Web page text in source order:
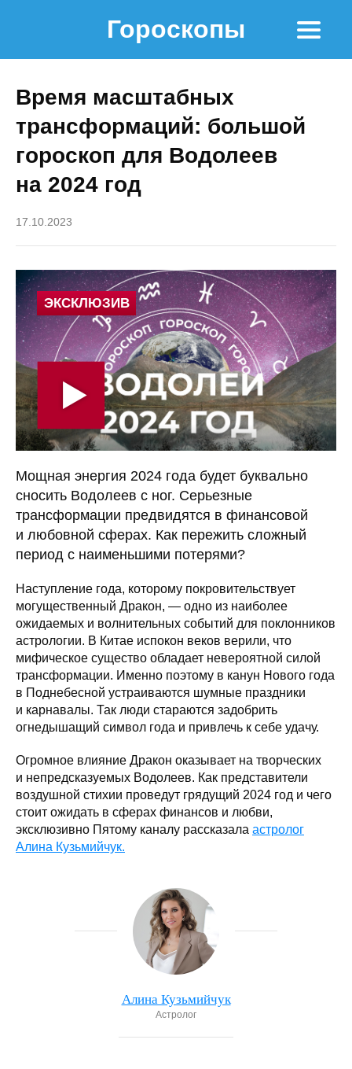
Гороскопы
Время масштабных
трансформаций: большой
гороскоп для Водолеев
на 2024 год
17.10.2023
Мощная энергия 2024 года будет буквально
сносить Водолеев с ног. Серьезные
трансформации предвидятся в финансовой
и любовной сферах. Как пережить сложный
период с наименьшими потерями?
Наступление года, которому покровительствует
могущественный Дракон, — одно из наиболее
ожидаемых и волнительных событий для поклонников
астрологии. В Китае испокон веков верили, что
мифическое существо обладает невероятной силой
трансформации. Именно поэтому в канун Нового года
в Поднебесной устраиваются шумные праздники
и карнавалы. Так люди стараются задобрить
огнедышащий символ года и привлечь к себе удачу.
Огромное влияние Дракон оказывает на творческих
и непредсказуемых Водолеев. Как представители
воздушной стихии проведут грядущий 2024 год и чего
стоит ожидать в сферах финансов и любви,
эксклюзивно Пятому каналу рассказала астролог
Алина Кузьмийчук.
Алина Кузьмийчук
Астролог